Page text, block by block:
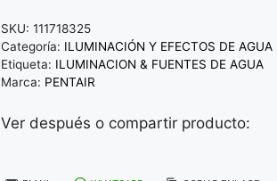
SKU:111718325
Categoría: ILUMINACIÓN Y EFECTOS DE AGUA
Etiqueta: ILUMINACION & FUENTES DE AGUA
Marca: PENTAIR
Ver después o compartir producto: